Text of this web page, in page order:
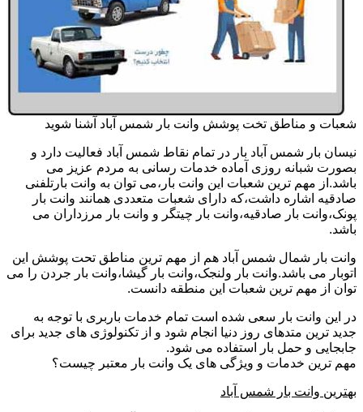
شعبات و مناطق تخت پوشش وانت بار شمس آباد آشنا شوید
نیسان بار شمس آباد بار در تمام نقاط شمس آباد فعالیت دارد و
بصورت شبانه روزی آماده خدمات رسانی به مردم عزیز می
باشد.از مهم ترین شعبات این وانت بار،می توان به وانت بارتلفنی
صادقیه اشاره داشت،که دارای شعبات متعددی همانند وانت بار
پونک،وانت بار صادقیه،وانت بار چیتگر و وانت بار مرزداران می
باشد.
وانت بار شمال شمس آباد هم از مهم ترین مناطق تحت پوشش این
اتوبار می باشد.وانت بار ولنجک،وانت بار گیشا،وانت بار جردن را می
توان از مهم ترین شعبات این منطقه دانست.
در این وانت بار سعی شده است تمام خدمات باربری با توجه به
جدید ترین متدهای روز دنیا انجام شود و از تکنولوژی های جدید برای
جابجایی و حمل بار استفاده می شود.
مهم ترین خدمات و ویژگی های یک وانت بار معتبر چیست؟
بهترین وانت بار شمس آباد